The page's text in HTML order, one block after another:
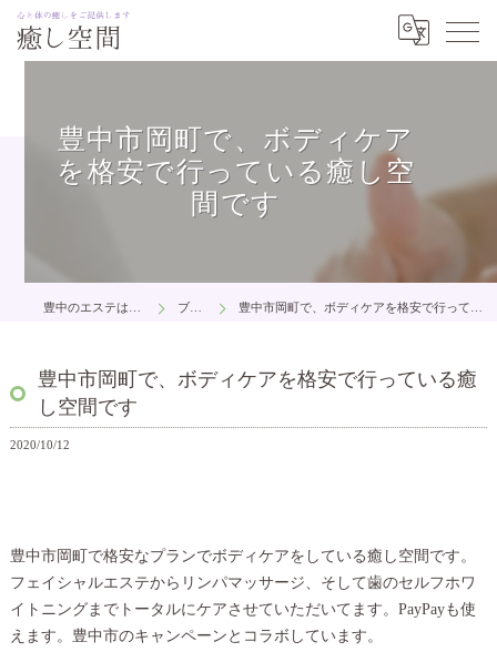
豊中市岡町で、ボディケア
を格安で行っている癒し空
間です
ブログ 豊中市岡町で、ボディケアを格安で行っている癒し空間です
豊中市岡町で、ボディケアを格安で行っている癒
し空間です
2020/10/12
豊中市岡町で格安なプランでボディケアをしている癒し空間です。
フェイシャルエステからリンパマッサージ、そして歯のセルフホワ
イトニングまでトータルにケアさせていただいてます。PayPayも使
えます。豊中市のキャンペーンとコラボしています。